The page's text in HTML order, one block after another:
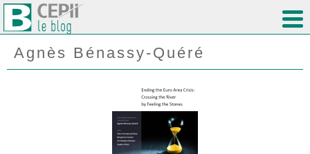
Agnès Bénassy-Quéré